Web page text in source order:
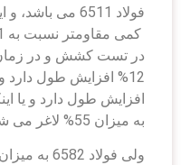
فولاد 6511 می
کمی مقاومتر نسبت به 6511 است.
به میزان 55% لاغر می شود.